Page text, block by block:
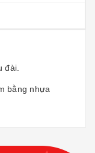
đài.
bằng nhựa